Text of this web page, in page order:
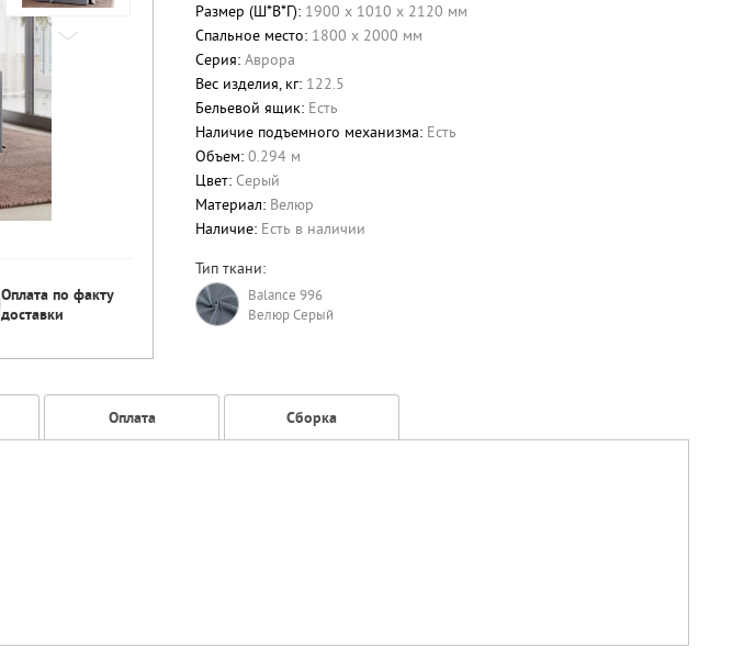
Оплата по факту
доставки
Размер (Ш*В*Г): 1900 x 1010 x 2120 мм
Спальное место: 1800 х 2000 мм
Серия: Аврора
Вес изделия, кг: 122.5
Бельевой ящик: Есть
Наличие подъемного механизма: Есть
Объем: 0.294 м
Цвет: Серый
Материал: Велюр
Наличие: Есть в наличии
Тип ткани:
Balance 996
Велюр Серый
Оплата Сборка